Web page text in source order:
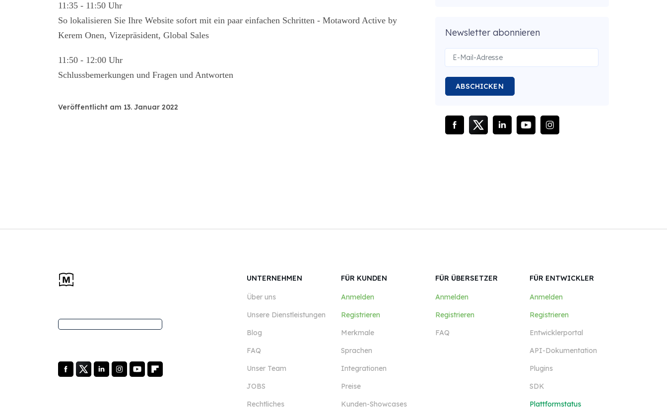
11:35 - 11:50 Uhr
So lokalisieren Sie Ihre Website sofort mit ein paar einfachen Schritten - Motaword Active by
Kerem Onen, Vizepräsident, Global Sales
11:50 - 12:00 Uhr
Schlussbemerkungen und Fragen und Antworten
Veröffentlicht am 13. Januar 2022
Newsletter abonnieren
ABSCHICKEN
UNTERNEHMEN
Über uns
Unsere Dienstleistungen
Blog
FAQ
Unser Team
JOBS
Rechtliches
FÜR KUNDEN
Anmelden
Registrieren
Merkmale
Sprachen
Integrationen
Preise
Kunden-Showcases
FÜR ÜBERSETZER
Anmelden
Registrieren
FAQ
FÜR ENTWICKLER
Anmelden
Registrieren
Entwicklerportal
API-Dokumentation
Plugins
SDK
Plattformstatus